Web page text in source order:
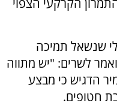
הקרקעי הצפוי
שנשאל תמיכה
לשרים: "יש מתווה
הדגיש כי מבצע
חטופים.